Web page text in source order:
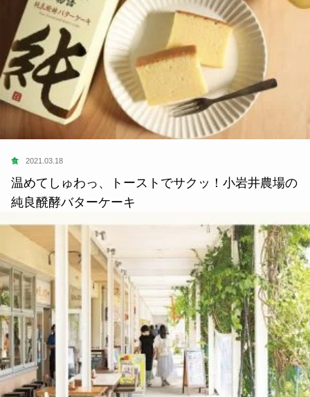
食 2021.03.18
温めてしゅわっ、トーストでサクッ！小岩井農場の
純良醗酵バターケーキ